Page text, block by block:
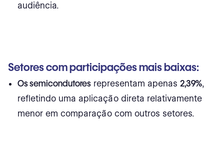
audiência.
Setores com participações mais baixas:
Os semicondutores representam apenas2,39%,
refletindo uma aplicação direta relativamente
menor em comparação com outros setores.